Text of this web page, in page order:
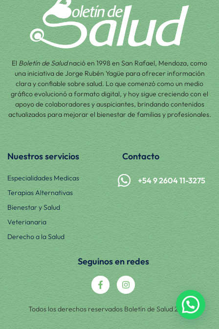
El Boletín de Saludnació en 1998 en San Rafael, Mendoza, como
una iniciativa de Jorge Rubén Yagüe para ofrecer información
clara y confiable sobre salud. Lo que comenzó como un medio
gráfico evolucionó a formato digital, y hoy sigue creciendo con el
apoyo de colaboradores y auspiciantes, brindando contenidos
actualizados para mejorar el bienestar de familias y profesionales.
Nuestros servicios
Especialidades Medicas
Terapias Alternativas
Bienestar y Salud
Veterianaria
Derecho a la Salud
Contacto
+54 9 2604 11-3275
Seguinos en redes
Todos los derechos reservados Boletín de Salud 2025